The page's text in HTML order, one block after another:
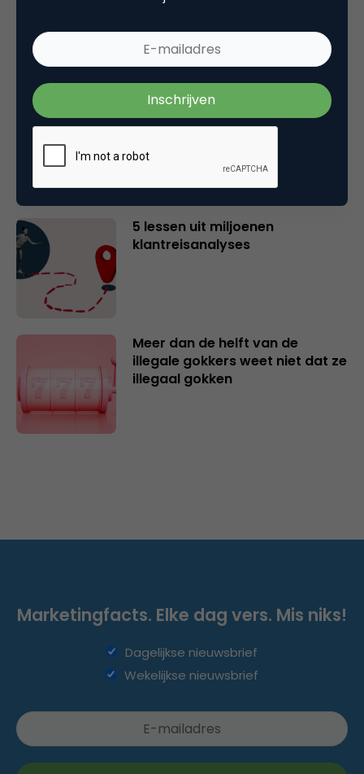
tijdperk van personal branding
Waarom jouw productpagina
onzichtbaar is voor ChatGPT
5 lessen uit miljoenen
klantreisanalyses
Meer dan de helft van de
illegale gokkers weet niet dat ze
illegaal gokken
Marketingfacts. Elke dag vers. Mis niks!
Dagelijkse nieuwsbrief
Wekelijkse nieuwsbrief